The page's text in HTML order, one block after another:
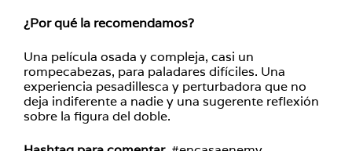
¿Por qué la recomendamos?
Una película osada y compleja, casi un
rompecabezas, para paladares difíciles. Una
experiencia pesadillesca y perturbadora que no
deja indiferente a nadie y una sugerente reflexión
sobre la figura del doble.